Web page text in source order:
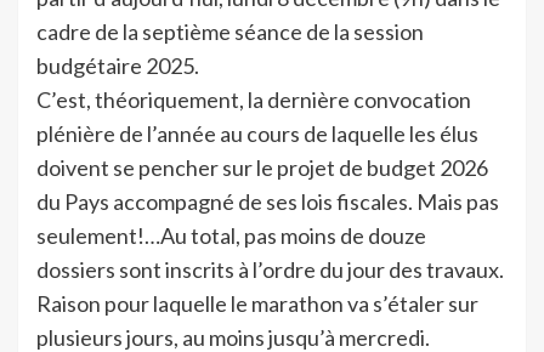
cadre de la septième séance de la session
budgétaire 2025.
C’est, théoriquement, la dernière convocation
plénière de l’année au cours de laquelle les élus
doivent se pencher sur le projet de budget 2026
du Pays accompagné de ses lois fiscales. Mais pas
seulement!…Au total, pas moins de douze
dossiers sont inscrits à l’ordre du jour des travaux.
Raison pour laquelle le marathon va s’étaler sur
plusieurs jours, au moins jusqu’à mercredi.